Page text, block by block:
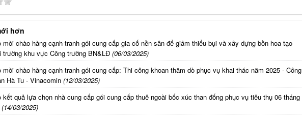
hơn
mời chào hàng cạnh tranh gói cung cấp gia cố nền sân để giảm thiểu bụi và xây dựng bồn hoa tạo
trường khu vực Công trường BN&LĐ (06/03/2025)
mời chào hàng cạnh tranh gói cung cấp: Thi công khoan thăm dò phục vụ khai thác năm 2025 - Công
Hà Tu - Vinacomin (12/03/2025)
kết quả lựa chọn nhà cung cấp gói cung cấp thuê ngoài bốc xúc than đống phục vụ tiêu thụ 06 tháng
(14/03/2025)